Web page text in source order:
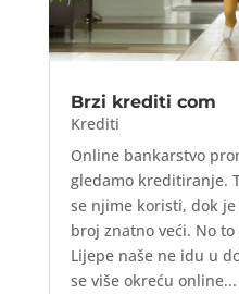
Brzi krediti com
Krediti
Online bankarstvo
gledamo kreditiranje.
se njime koristi, dok
broj znatno veći. No
Lijepe naše ne idu u
se više okreću online...